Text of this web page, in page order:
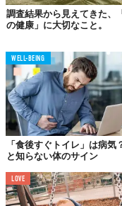
調査結果から見えてきた、
の健康」に大切なこと。
WELL-BEING
「食後すぐトイレ」は病気
と知らない体のサイン
LOVE